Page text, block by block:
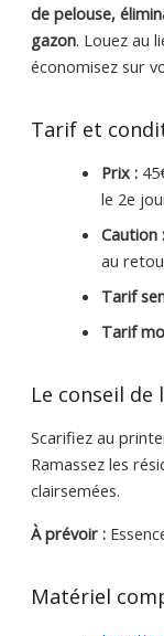
de pelouse,
gazon. Louez au
économisez sur
Tarif et
Prix :
le 2e
Caution :
au
Tarif
Tarif
Le conseil de
Scarifiez au
Ramassez les
clairsemées.
À prévoir :
Matériel